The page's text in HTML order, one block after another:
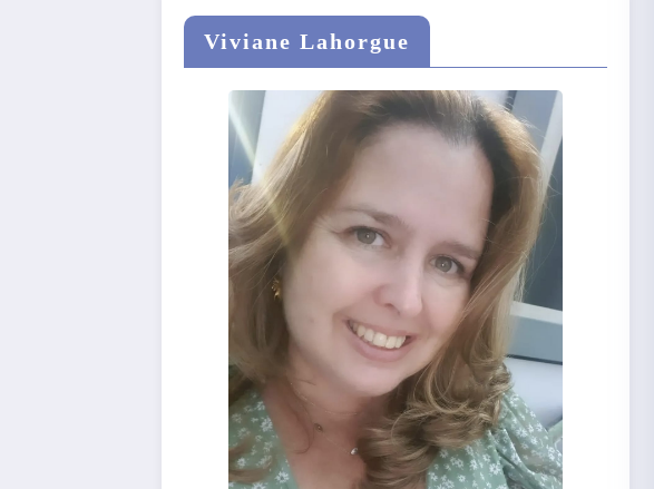
Viviane Lahorgue